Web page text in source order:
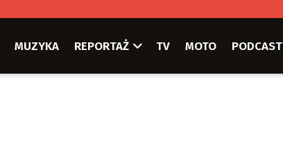
MUZYKA REPORTAŻ TV MOTO